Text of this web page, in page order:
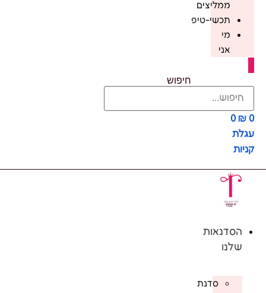
ממליצים
תכשי-טיפ
מי
אני
חיפוש
₪ 0
0
עגלת
קניות
הסדנאות
שלנו
סדנת